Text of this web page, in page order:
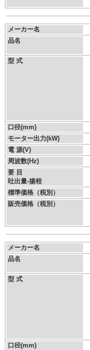
メーカー名
品名
型 式
口径(mm)
モーター出力(kW)
電 源(V)
周波数(Hz)
要 目
吐出量-揚程
標準価格（税別）
販売価格（税別）
メーカー名
品名
型 式
口径(mm)